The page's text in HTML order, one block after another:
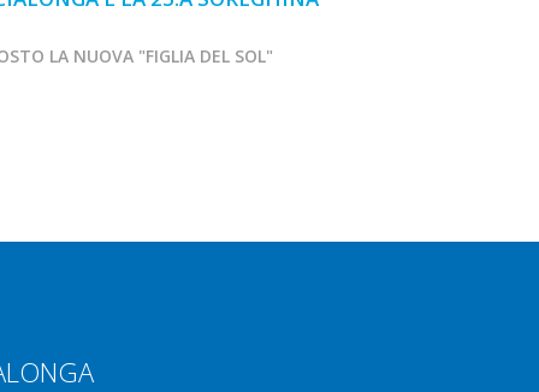
LA NUOVA "FIGLIA DEL SOL"